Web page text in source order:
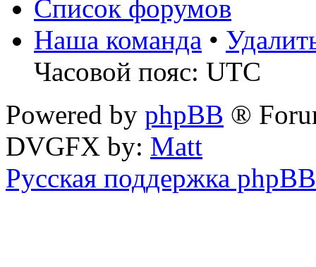
Список форумов
Наша команда •
Часовой пояс: UTC
Powered by phpBB ®
DVGFX by: Matt
Русская поддержка phpBB